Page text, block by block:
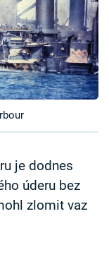
je dodnes
úderu bez
zlomit vaz